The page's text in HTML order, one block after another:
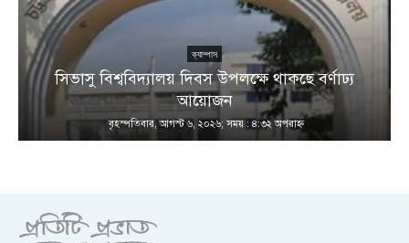
ক্যাম্পাস
সিভাসু বিশ্ববিদ্যালয় দিবস উপলক্ষে থাকছে বর্ণাঢ্য
আয়োজন
বৃহস্পতিবার, আগস্ট ৬, ২০২৬; সময় : ৪:৩২ অপরাহ্ণ